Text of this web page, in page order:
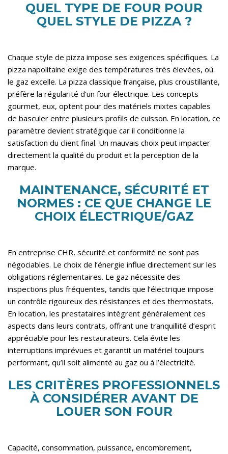
QUEL TYPE DE FOUR POUR
QUEL STYLE DE PIZZA ?
Chaque style de pizza impose ses exigences spécifiques. La
pizza napolitaine exige des températures très élevées, où
le gaz excelle. La pizza classique française, plus croustillante,
préfère la régularité d’un four électrique. Les concepts
gourmet, eux, optent pour des matériels mixtes capables
de basculer entre plusieurs profils de cuisson. En location, ce
paramètre devient stratégique car il conditionne la
satisfaction du client final. Un mauvais choix peut impacter
directement la qualité du produit et la perception de la
marque.
MAINTENANCE, SÉCURITÉ ET
NORMES : CE QUE CHANGE LE
CHOIX ÉLECTRIQUE/GAZ
En entreprise CHR, sécurité et conformité ne sont pas
négociables. Le choix de l’énergie influe directement sur les
obligations réglementaires. Le gaz nécessite des
inspections plus fréquentes, tandis que l’électrique impose
un contrôle rigoureux des résistances et des thermostats.
En location, les prestataires intègrent généralement ces
aspects dans leurs contrats, offrant une tranquillité d’esprit
appréciable pour les restaurateurs. Cela évite les
interruptions imprévues et garantit un matériel toujours
performant, qu’il soit alimenté au gaz ou à l’électricité.
LES CRITÈRES PROFESSIONNELS
À CONSIDÉRER AVANT DE
LOUER SON FOUR
Capacité, consommation, puissance, encombrement,